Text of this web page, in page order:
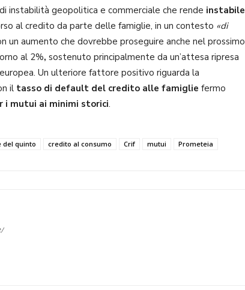
instabilità geopolitica e commerciale che rende instabile
al credito da parte delle famiglie, in un contesto «di
un aumento che dovrebbe proseguire anche nel prossimo
al 2%, sostenuto principalmente da un’attesa ripresa
Un ulteriore fattore positivo riguarda la
il tasso di default del credito alle famiglie fermo
i mutui ai minimi storici.
del quinto credito al consumo Crif mutui Prometeia